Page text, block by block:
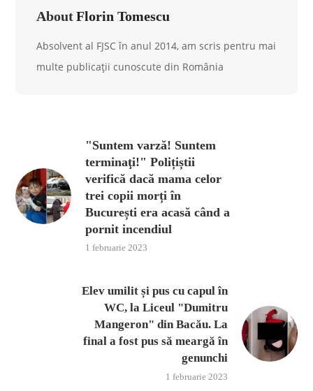
About Florin Tomescu
Absolvent al FJSC în anul 2014, am scris pentru mai
multe publicații cunoscute din România
"Suntem varză! Suntem
terminaţi!" Polițiștii
verifică dacă mama celor
trei copii morți în
București era acasă când a
pornit incendiul
1 februarie 2023
Elev umilit și pus cu capul în
WC, la Liceul "Dumitru
Mangeron" din Bacău. La
final a fost pus să meargă în
genunchi
1 februarie 2023